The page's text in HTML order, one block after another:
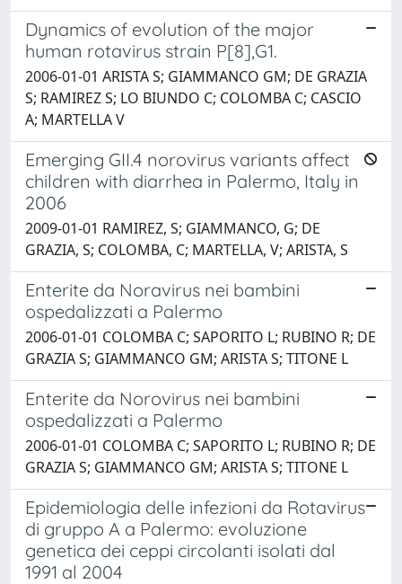
Dynamics of evolution of the major
human rotavirus strain P[8],G1.
2006-01-01 ARISTA S; GIAMMANCO GM; DE GRAZIA
S; RAMIREZ S; LO BIUNDO C; COLOMBA C; CASCIO
A; MARTELLA V
Emerging GII.4 norovirus variants affect
children with diarrhea in Palermo, Italy in
2006
2009-01-01 RAMIREZ, S; GIAMMANCO, G; DE
GRAZIA, S; COLOMBA, C; MARTELLA, V; ARISTA, S
Enterite da Noravirus nei bambini
ospedalizzati a Palermo
2006-01-01 COLOMBA C; SAPORITO L; RUBINO R; DE
GRAZIA S; GIAMMANCO GM; ARISTA S; TITONE L
Enterite da Norovirus nei bambini
ospedalizzati a Palermo
2006-01-01 COLOMBA C; SAPORITO L; RUBINO R; DE
GRAZIA S; GIAMMANCO GM; ARISTA S; TITONE L
Epidemiologia delle infezioni da Rotavirus
di gruppo A a Palermo: evoluzione
genetica dei ceppi circolanti isolati dal
1991 al 2004